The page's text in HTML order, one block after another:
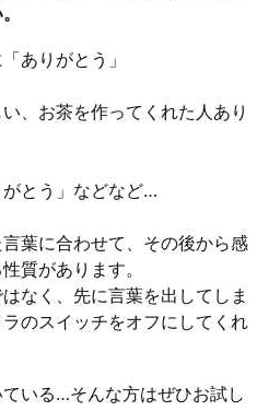
ありがとう」
、お茶を作ってくれた人あり
とう」などなど…
葉に合わせて、その後から感
質があります。
なく、先に言葉を出してしま
のスイッチをオフにしてくれ
いる…そんな方はぜひお試し